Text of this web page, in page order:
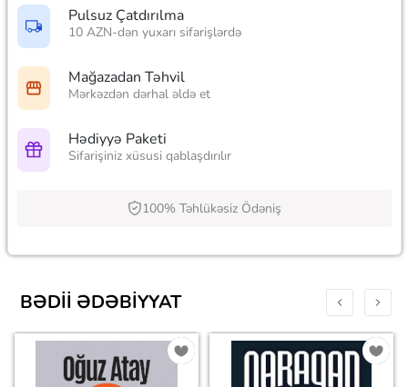
Pulsuz Çatdırılma
10 AZN-dən yuxarı sifarişlərdə
Mağazadan Təhvil
Mərkəzdən dərhal əldə et
Hədiyyə Paketi
Sifarişiniz xüsusi qablaşdırılır
100% Təhlükəsiz Ödəniş
BƏDII ƏDƏBIYYAT